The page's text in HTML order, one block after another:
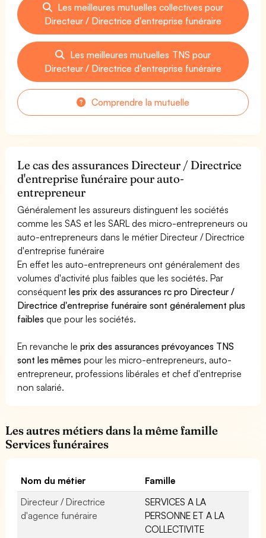
Les meilleures mutuelles collectives pour
Directeur / Directrice d'entreprise funéraire
Les meilleures mutuelles TNS pour
Directeur / Directrice d'entreprise funéraire
Comprendre la mutuelle
Le cas des assurances Directeur / Directrice
d'entreprise funéraire pour auto-
entrepreneur
Généralement les assureurs distinguent les sociétés
comme les SAS et les SARL des micro-entrepreneurs ou
auto-entrepreneurs dans le métier Directeur / Directrice
d'entreprise funéraire
En effet les auto-entrepreneurs ont généralement des
volumes d'activité plus faibles que les sociétés. Par
conséquentles prix des assurances rc pro Directeur /
Directrice d'entreprise funéraire sont généralement plus
faibles que pour les sociétés.
En revanche leprix des assurances prévoyances TNS
sont les mêmes pour les micro-entrepreneurs, auto-
entrepreneur, professions libérales et chef d'entreprise
non salarié.
Les autres métiers dans la même famille
Services funéraires
Nom du métier
Famille
Directeur / Directrice
d'agence funéraire
SERVICES A LA
PERSONNE ET A LA
COLLECTIVITE